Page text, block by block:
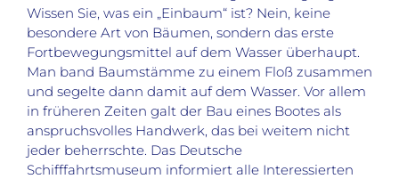
Wissen Sie, was ein „Einbaum“ ist? Nein, keine
besondere Art von Bäumen, sondern das erste
Fortbewegungsmittel auf dem Wasser überhaupt.
Man band Baumstämme zu einem Floß zusammen
und segelte dann damit auf dem Wasser. Vor allem
in früheren Zeiten galt der Bau eines Bootes als
anspruchsvolles Handwerk, das bei weitem nicht
jeder beherrschte. Das Deutsche
Schifffahrtsmuseum informiert alle Interessierten